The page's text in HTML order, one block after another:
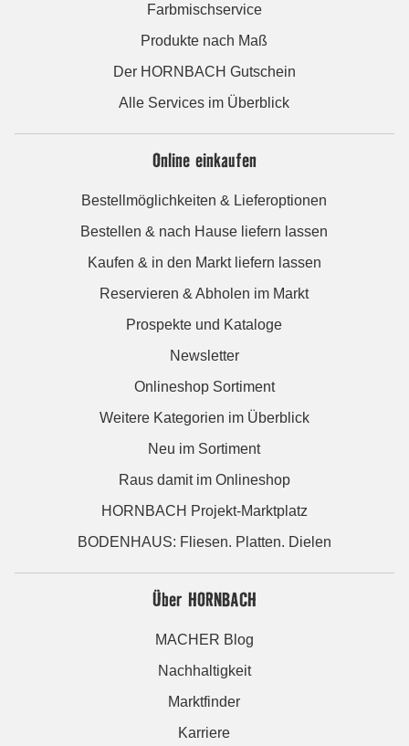
Farbmischservice
Produkte nach Maß
Der HORNBACH Gutschein
Alle Services im Überblick
Online einkaufen
Bestellmöglichkeiten & Lieferoptionen
Bestellen & nach Hause liefern lassen
Kaufen & in den Markt liefern lassen
Reservieren & Abholen im Markt
Prospekte und Kataloge
Newsletter
Onlineshop Sortiment
Weitere Kategorien im Überblick
Neu im Sortiment
Raus damit im Onlineshop
HORNBACH Projekt-Marktplatz
BODENHAUS: Fliesen. Platten. Dielen
Über HORNBACH
MACHER Blog
Nachhaltigkeit
Marktfinder
Karriere